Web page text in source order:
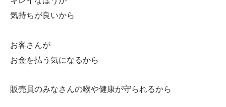
気持ちが良いから
お客さんが
お金を払う気になるから
販売員のみなさんの喉や健康が守られるから